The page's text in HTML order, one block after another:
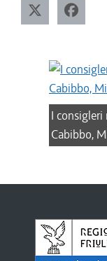
I consigleri
Cabibbo,